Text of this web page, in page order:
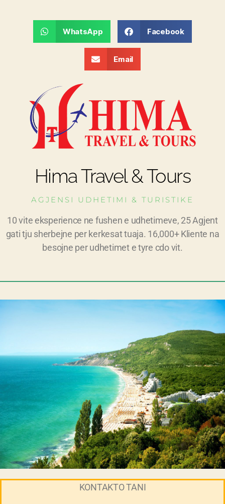
WhatsApp Facebook
Email
Hima Travel & Tours
AGJENSI UDHETIMI & TURISTIKE
10 vite eksperience ne fushen e udhetimeve, 25 Agjent
gati tju sherbejne per kerkesat tuaja. 16,000+ Kliente na
besojne per udhetimet e tyre cdo vit.
KONTAKTO TANI